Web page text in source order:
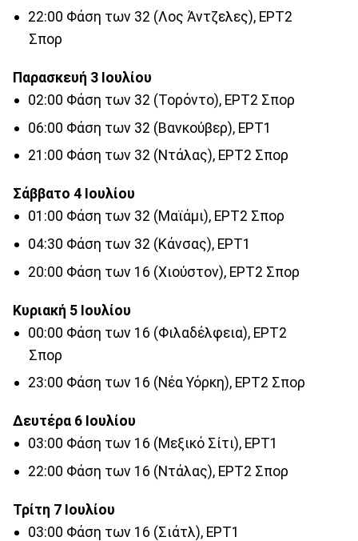
22:00 Φάση των 32 (Λος Άντζελες), ΕΡΤ2
Σπορ
Παρασκευή 3 Ιουλίου
02:00 Φάση των 32 (Τορόντο), ΕΡΤ2 Σπορ
06:00 Φάση των 32 (Βανκούβερ), ΕΡΤ1
21:00 Φάση των 32 (Ντάλας), ΕΡΤ2 Σπορ
Σάββατο 4 Ιουλίου
01:00 Φάση των 32 (Μαϊάμι), ΕΡΤ2 Σπορ
04:30 Φάση των 32 (Κάνσας), ΕΡΤ1
20:00 Φάση των 16 (Χιούστον), ΕΡΤ2 Σπορ
Κυριακή 5 Ιουλίου
00:00 Φάση των 16 (Φιλαδέλφεια), ΕΡΤ2
Σπορ
23:00 Φάση των 16 (Νέα Υόρκη), ΕΡΤ2 Σπορ
Δευτέρα 6 Ιουλίου
03:00 Φάση των 16 (Μεξικό Σίτι), ΕΡΤ1
22:00 Φάση των 16 (Ντάλας), ΕΡΤ2 Σπορ
Τρίτη 7 Ιουλίου
03:00 Φάση των 16 (Σιάτλ), ΕΡΤ1